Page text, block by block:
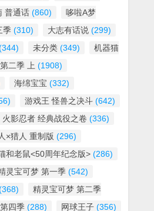
普通话 (860)
哆啦A梦
季 (310) 大志有话说 (299)
未分类 (349)
机器猫
二季 上 (1908)
海绵宝宝 (332)
游戏王 怪兽之决斗 (642)
火影忍者 经典战役之卷 (336)
×猎人 重制版 (296)
和老鼠<50周年纪念版> (286)
灵宝可梦 第一季 (542)
精灵宝可梦 第二季
四季 (288) 网球王子 (356)